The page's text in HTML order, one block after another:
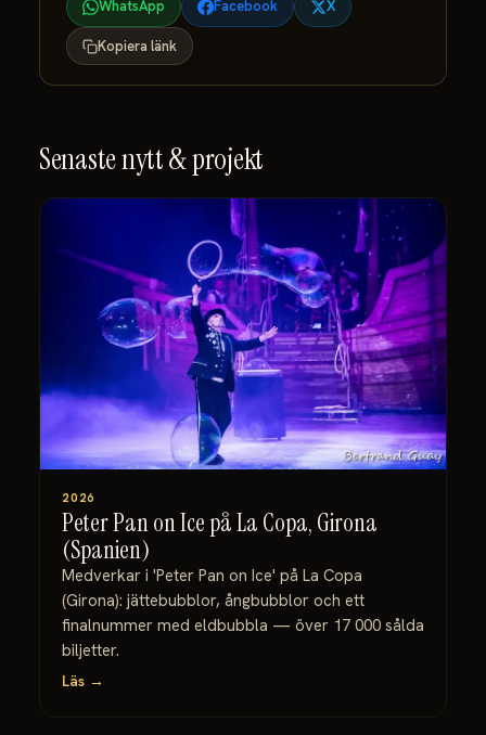
WhatsApp Facebook X
Kopiera länk
Senaste nytt & projekt
2026
Peter Pan on Ice på La Copa, Girona
(Spanien)
Medverkar i 'Peter Pan on Ice' på La Copa
(Girona): jättebubblor, ångbubblor och ett
finalnummer med eldbubbla — över 17 000 sålda
biljetter.
Läs →